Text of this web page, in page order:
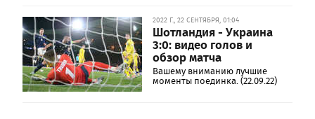
2022 Г., 22 СЕНТЯБРЯ, 01:04
Шотландия - Украина
3:0: видео голов и
обзор матча
Вашему вниманию лучшие
моменты поединка. (22.09.22)